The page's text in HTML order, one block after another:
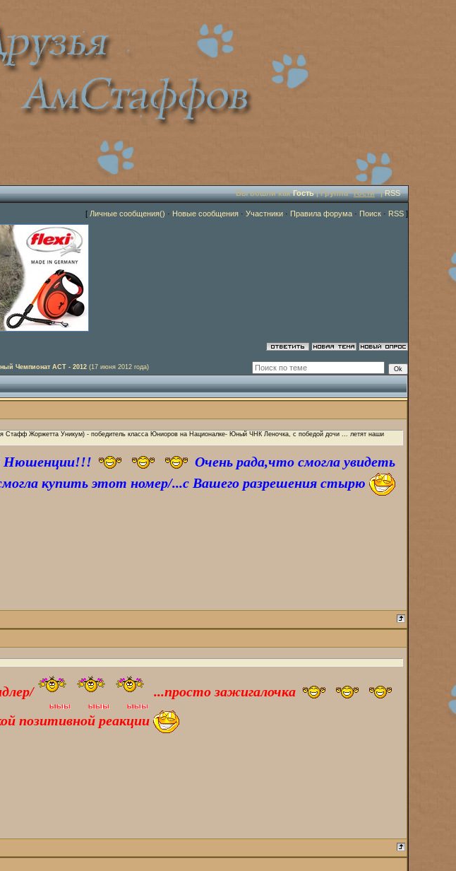
Вы вошли какГость| Группа "Гости" |RSS
[ Личные сообщения() · Новые сообщения · Участники · Правила форума · Поиск · RSS ]
Чемпионат АСТ - 2012 (17 июня 2012 года)
Жоржетта Уникум) - победитель класса Юниоров на Националке- Юный ЧНК Леночка, с победой дочи ... летят наши
Нюшенции!!!
Очень рада,что смогла увидеть
купить этот номер/...с Вашего разрешения стырю
...просто зажигалочка
позитивной реакции